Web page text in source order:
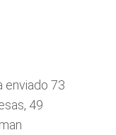
enviado 73
49